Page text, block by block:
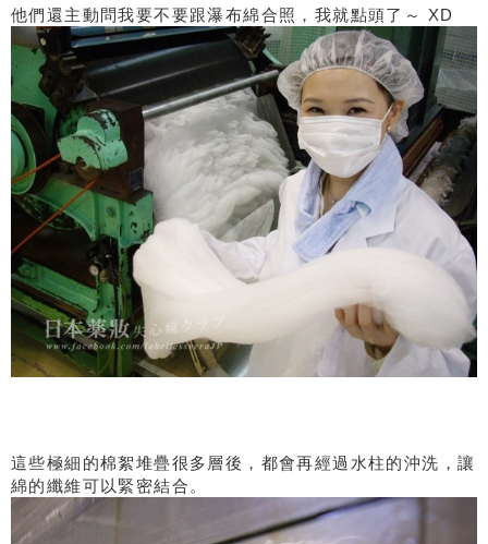
他們還主動問我要不要跟瀑布綿合照，我就點頭了～ XD
這些極細的棉絮堆疊很多層後，都會再經過水柱的沖洗，讓
綿的纖維可以緊密結合。